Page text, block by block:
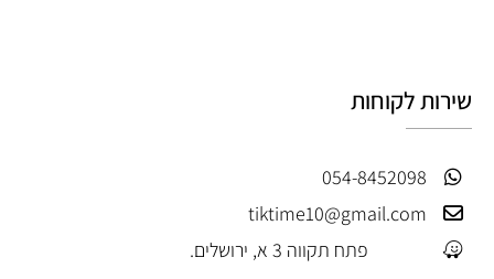
שירות לקוחות
054-8452098
tiktime10@gmail.com
פתח תקווה 3 א, ירושלים.